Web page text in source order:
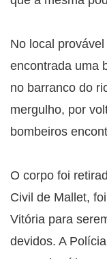
No local
encontrada uma
no barranco do
mergulho, por
bombeiros
O corpo foi
Civil de Mallet,
Vitória para
devidos. A